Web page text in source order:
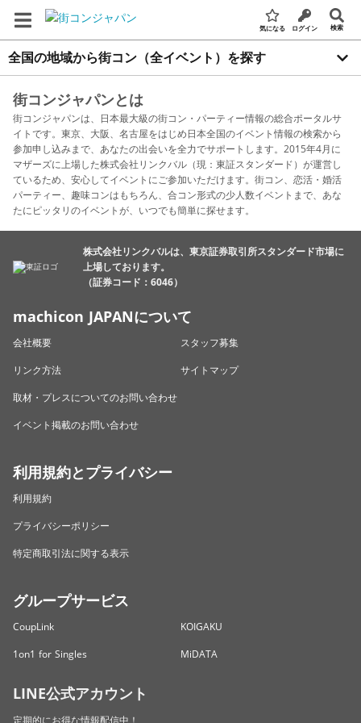
気になる ログイン 検索
全国の地域から街コン（全イベント）を探す
街コンジャパンとは
街コンジャパンは、日本最大級の街コン・パーティー情報の総合ポータルサ
イトです。東京、大阪、名古屋をはじめ日本全国のイベント情報の検索から
参加申し込みまで、あなたの出会いを全力でサポートします。2015年4月に
マザーズに上場した株式会社リンクバル（現：東証スタンダード）が運営し
ているため、安心してイベントにご参加いただけます。街コン、恋活・婚活
パーティー、趣味コンはもちろん、合コン形式の少人数イベントまで、あな
たにピッタリのイベントが、いつでも簡単に探せます。
株式会社リンクバルは、東京証券取引所スタンダード市場に
上場しております。
（証券コード：6046）
machicon JAPANについて
会社概要
スタッフ募集
リンク方法
サイトマップ
取材・プレスについてのお問い合わせ
イベント掲載のお問い合わせ
利用規約とプライバシー
利用規約
プライバシーポリシー
特定商取引法に関する表示
グループサービス
CoupLink
KOIGAKU
1on1 for Singles
MiDATA
LINE公式アカウント
定期的にお得な情報配信中！